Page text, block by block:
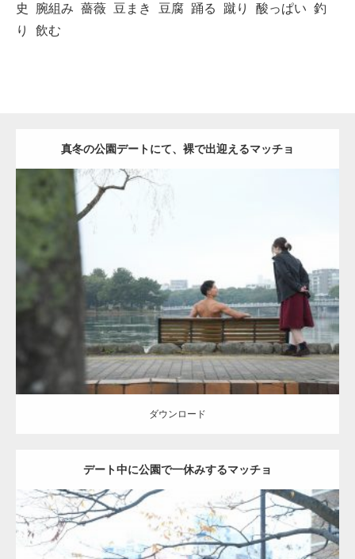
史
腕組み 薔薇 豆まき 豆腐 踊る 蹴り 酸っぱい 釣
り
飲む
真冬の公園デートにて、裸で出迎えるマッチョ
公園のマッチョ AKIHITO(細マッチョ) 背中
ダウンロード
ダウンロード
デート中に公園で一休みするマッチョ